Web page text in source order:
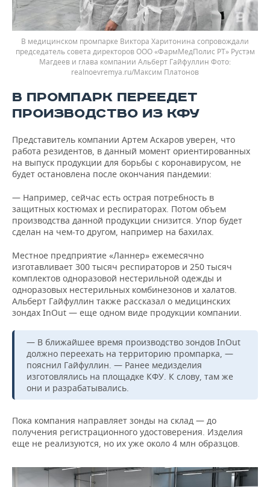
В медицинском промпарке Виктора Харитонина сопровождали
председатель совета директоров ООО «ФармМедПолис РТ» Рустэм
Магдеев и глава компании Альберт Гайфуллин
realnoevremya.ru/Максим Платонов
В ПРОМПАРК ПЕРЕЕДЕТ
ПРОИЗВОДСТВО ИЗ КФУ
Представитель компании Артем Аскаров уверен, что
работа резидентов, в данный момент ориентированных
на выпуск продукции для борьбы с коронавирусом, не
будет остановлена после окончания пандемии:
— Например, сейчас есть острая потребность в
защитных костюмах и респираторах. Потом объем
производства данной продукции снизится. Упор будет
сделан на чем-то другом, например на бахилах.
Местное предприятие «Ланнер» ежемесячно
изготавливает 300 тысяч респираторов и 250 тысяч
комплектов одноразовой нестерильной одежды и
одноразовых нестерильных комбинезонов и халатов.
Альберт Гайфуллин также рассказал о медицинских
зондах InOut — еще одном виде продукции компании.
— В ближайшее время производство зондов InOut
должно переехать на территорию промпарка, —
пояснил Гайфуллин. — Ранее медизделия
изготовлялись на площадке КФУ. К слову, там же
они и разрабатывались.
Пока компания направляет зонды на склад — до
получения регистрационного удостоверения. Изделия
еще не реализуются, но их уже около 4 млн образцов.